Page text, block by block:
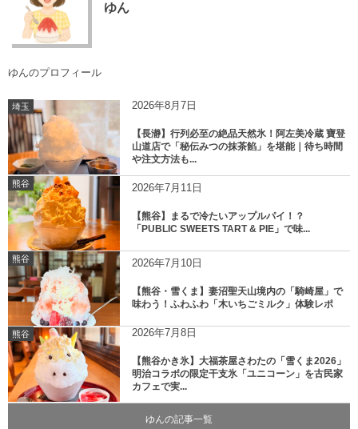
ゆん
ゆんのプロフィール
埼玉 2026年8月7日
【長瀞】行列必至の絶品天然氷！阿左美冷蔵 寶登
山道店で「秘伝みつの抹茶餡」を堪能｜待ち時間
や注文方法も...
熊谷 2026年7月11日
【熊谷】まるで冷たいアップルパイ！？
「PUBLIC SWEETS TART & PIE」で味...
熊谷 2026年7月10日
【熊谷・雪くま】妻沼聖天山境内の「騎崎屋」で
味わう！ふわふわ「木いちごミルク」体験レポ
熊谷 2026年7月8日
【熊谷かき氷】大福茶屋さわたの「雪くま2026」
明治コラボの限定干支氷「ユニコーン」を古民家
カフェで実...
ゆんの記事一覧